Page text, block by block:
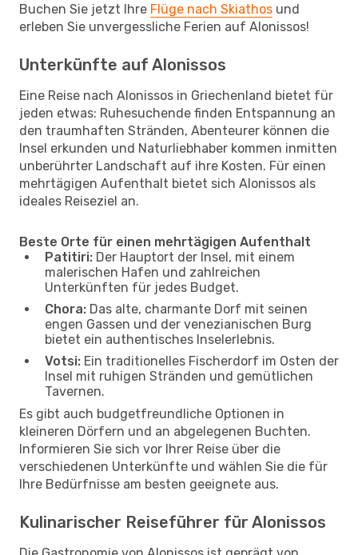
Buchen Sie jetzt Ihre Flüge nach Skiathos und
erleben Sie unvergessliche Ferien auf Alonissos!
Unterkünfte auf Alonissos
Eine Reise nach Alonissos in Griechenland bietet für
jeden etwas: Ruhesuchende finden Entspannung an
den traumhaften Stränden, Abenteurer können die
Insel erkunden und Naturliebhaber kommen inmitten
unberührter Landschaft auf ihre Kosten. Für einen
mehrtägigen Aufenthalt bietet sich Alonissos als
ideales Reiseziel an.
Beste Orte für einen mehrtägigen Aufenthalt
Patitiri: Der Hauptort der Insel, mit einem
malerischen Hafen und zahlreichen
Unterkünften für jedes Budget.
Chora: Das alte, charmante Dorf mit seinen
engen Gassen und der venezianischen Burg
bietet ein authentisches Inselerlebnis.
Votsi: Ein traditionelles Fischerdorf im Osten der
Insel mit ruhigen Stränden und gemütlichen
Tavernen.
Es gibt auch budgetfreundliche Optionen in
kleineren Dörfern und an abgelegenen Buchten.
Informieren Sie sich vor Ihrer Reise über die
verschiedenen Unterkünfte und wählen Sie die für
Ihre Bedürfnisse am besten geeignete aus.
Kulinarischer Reiseführer für Alonissos